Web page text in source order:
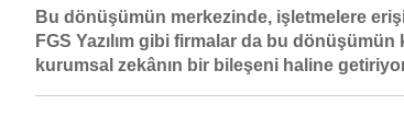
Bu dönüşümün merkezinde, işletmelere
FGS Yazılım gibi firmalar da bu
kurumsal zekânın bir bileşeni haline